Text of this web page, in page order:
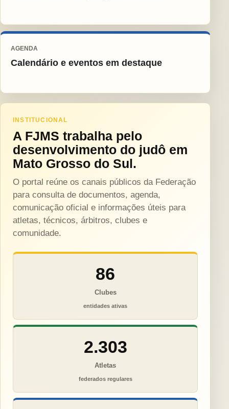
AGENDA
Calendário e eventos em destaque
INSTITUCIONAL
A FJMS trabalha pelo
desenvolvimento do judô em
Mato Grosso do Sul.
O portal reúne os canais públicos da Federação
para consulta de documentos, agenda,
comunicação oficial e informações úteis para
atletas, técnicos, árbitros, clubes e
comunidade.
86
Clubes
entidades ativas
2.303
Atletas
federados regulares